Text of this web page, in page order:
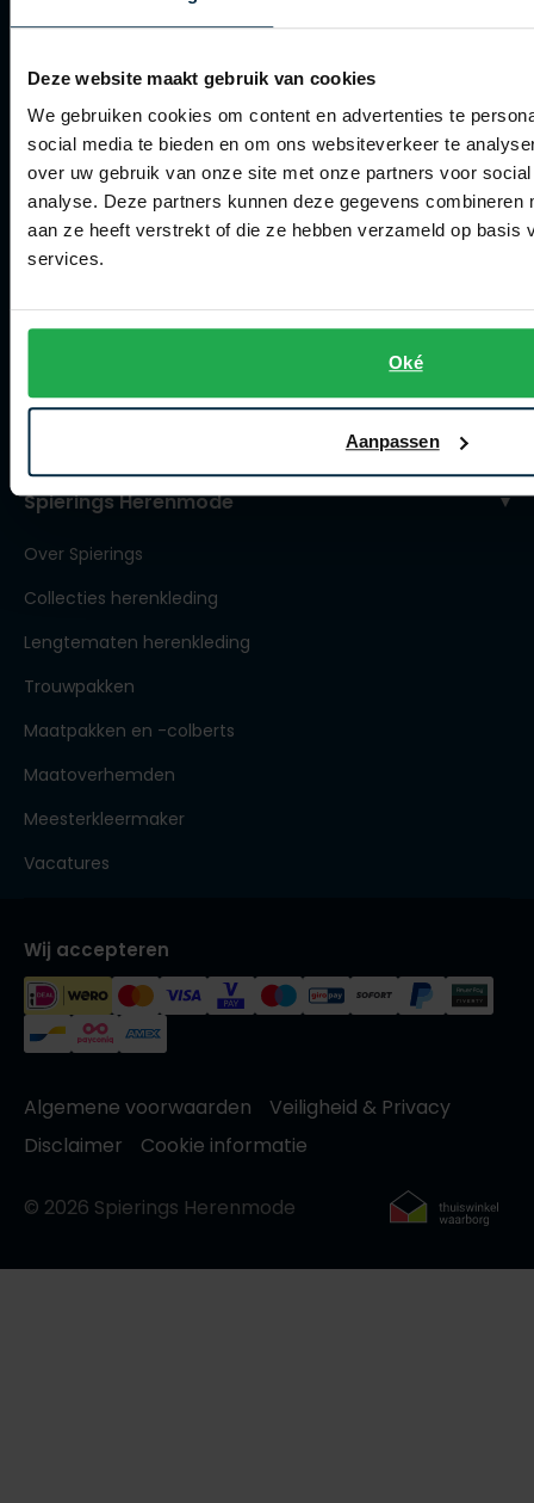
Deze website maakt gebruik van cookies
We gebruiken cookies om content en advertenties te
social media te bieden en om ons websiteverkeer te
over uw gebruik van onze site met onze partners voor
analyse. Deze partners kunnen deze gegevens combineren
aan ze heeft verstrekt of die ze hebben verzameld op basis
services.
Oké
Aanpassen
Actievoorwaarden
Artikelonderhoud
Winkel
Winkel
Contact winkel
Spierings Herenmode
Over Spierings
Collecties herenkleding
Lengtematen herenkleding
Trouwpakken
Maatpakken en -colberts
Maatoverhemden
Meesterkleermaker
Vacatures
Wij accepteren
Algemene voorwaarden
Veiligheid & Privacy
Disclaimer
Cookie informatie
© 2026 Spierings Herenmode